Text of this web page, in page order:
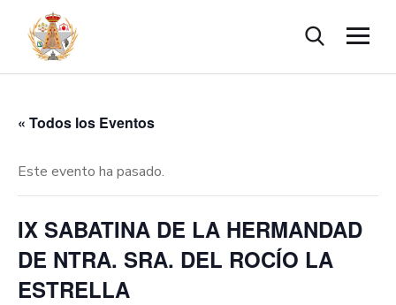
« Todos los Eventos
Este evento ha pasado.
IX SABATINA DE LA HERMANDAD
DE NTRA. SRA. DEL ROCÍO LA
ESTRELLA